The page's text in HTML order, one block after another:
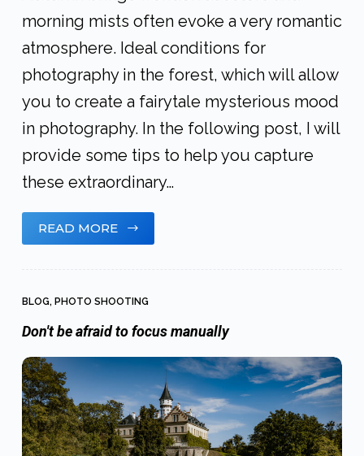
morning mists often evoke a very romantic
atmosphere. Ideal conditions for
photography in the forest, which will allow
you to create a fairytale mysterious mood
in photography. In the following post, I will
provide some tips to help you capture
these extraordinary…
READ MORE
BLOG, PHOTO SHOOTING
Don't be afraid to focus manually